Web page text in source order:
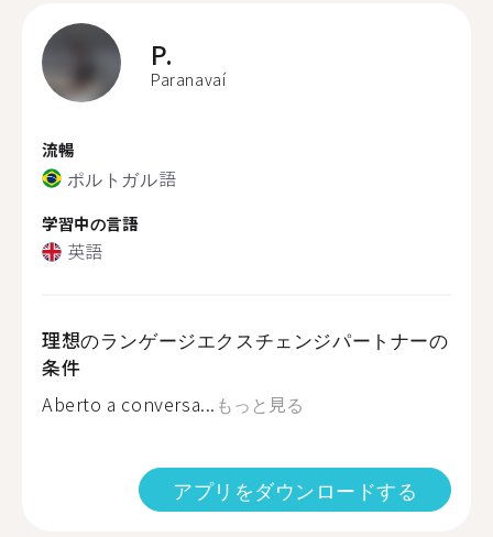
P.
Paranavaí
流暢
ポルトガル語
学習中の言語
英語
理想のランゲージエクスチェンジパートナーの
条件
Aberto a conversa... もっと見る
アプリをダウンロードする